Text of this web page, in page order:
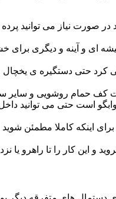
صورت نیاز می توانید پرده
ای و آینه و دیگری
حتی دستگیره ی یخچال و
کف حمام روشویی و سایر
است حتی می توانید
کاملا مطمئن شوید
این کار را تا راهرو یا